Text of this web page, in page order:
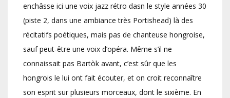
enchâsse ici une voix jazz rétro dasn le style années 30
(piste 2, dans une ambiance très Portishead) là des
récitatifs poétiques, mais pas de chanteuse hongroise,
sauf peut-être une voix d’opéra. Même s’il ne
connaissait pas Bartòk avant, c’est sûr que les
hongrois le lui ont fait écouter, et on croit reconnaître
son esprit sur plusieurs morceaux, dont le sixième. En